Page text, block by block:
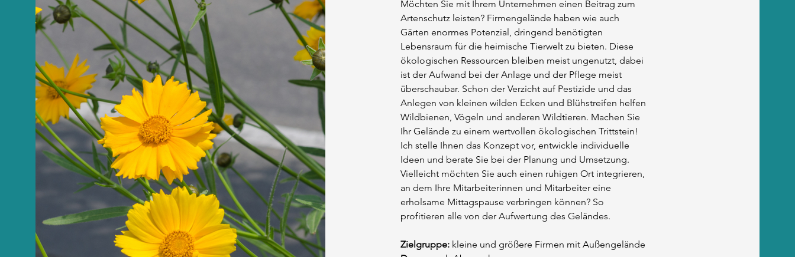
Möchten Sie mit Ihrem Unternehmen einen Beitrag zum
Artenschutz leisten? Firmengelände haben wie auch
Gärten enormes Potenzial, dringend benötigten
Lebensraum für die heimische Tierwelt zu bieten. Diese
ökologischen Ressourcen bleiben meist ungenutzt, dabei
ist der Aufwand bei der Anlage und der Pflege meist
überschaubar. Schon der Verzicht auf Pestizide und das
Anlegen von kleinen wilden Ecken und Blühstreifen helfen
Wildbienen, Vögeln und anderen Wildtieren. Machen Sie
Ihr Gelände zu einem wertvollen ökologischen Trittstein!
Ich stelle Ihnen das Konzept vor, entwickle individuelle
Ideen und berate Sie bei der Planung und Umsetzung.
Vielleicht möchten Sie auch einen ruhigen Ort integrieren,
an dem Ihre Mitarbeiterinnen und Mitarbeiter eine
erholsame Mittagspause verbringen können? So
profitieren alle von der Aufwertung des Geländes.
Zielgruppe:kleine und größere Firmen mit Außengelände